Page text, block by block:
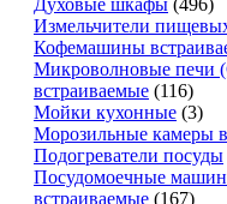
Духовые шкафы (496)
Измельчители
Кофемашины
Микроволновые печи
встраиваемые (116)
Мойки кухонные (3)
Морозильные камеры
Подогреватели посуды
Посудомоечные
встраиваемые (167)